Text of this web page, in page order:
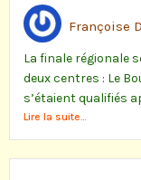
Françoise
La finale régionale
deux centres : Le
s’étaient qualifiés
Lire la suite...